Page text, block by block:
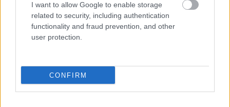
I want to allow Google to enable storage
related to security, including authentication
functionality and fraud prevention, and other
user protection.
CONFIRM